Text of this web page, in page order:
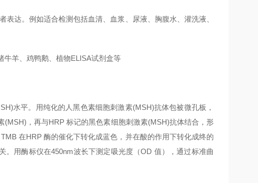
达。例如适合检测包括血清、血浆、尿液、胸腹水、灌洗液、
牛羊、鸡鸭鹅、植物ELISA试剂盒等
水平。用纯化的人黑色素细胞刺激素(MSH)抗体包被微孔板，
(MSH) ，再与HRP 标记的黑色素细胞刺激素(MSH)抗体结合，形
在HRP 酶的催化下转化成蓝色，并在酸的作用下转化成终的
。用酶标仪在450nm波长下测定吸光度（OD 值），通过标准曲